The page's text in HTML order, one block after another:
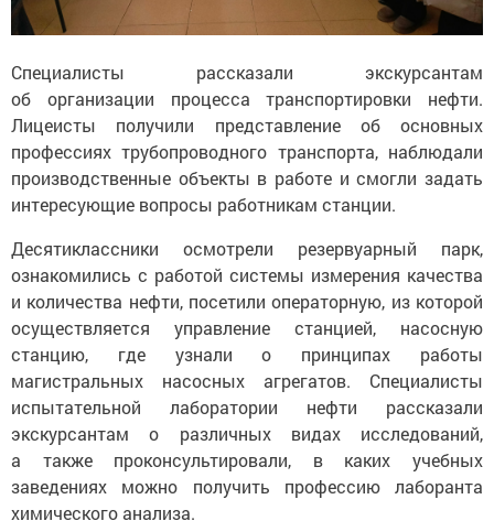
Специалисты рассказали экскурсантам
об организации процесса транспортировки нефти.
Лицеисты получили представление об основных
профессиях трубопроводного транспорта, наблюдали
производственные объекты в работе и смогли задать
интересующие вопросы работникам станции.
Десятиклассники осмотрели резервуарный парк,
ознакомились с работой системы измерения качества
и количества нефти, посетили операторную, из которой
осуществляется управление станцией, насосную
станцию, где узнали о принципах работы
магистральных насосных агрегатов. Специалисты
испытательной лаборатории нефти рассказали
экскурсантам о различных видах исследований,
а также проконсультировали, в каких учебных
заведениях можно получить профессию лаборанта
химического анализа.